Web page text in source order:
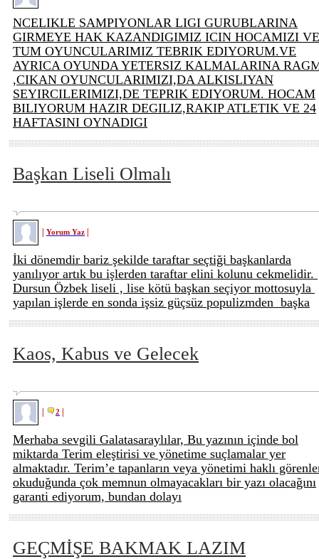
NCELIKLE SAMPIYONLAR LIGI GURUBLARINA
GIRMEYE HAK KAZANDIGIMIZ ICIN HOCAMIZI VE
TUM OYUNCULARIMIZ TEBRIK EDIYORUM.VE
AYRICA OYUNDA YETERSIZ KALMALARINA
,CIKAN OYUNCULARIMIZI,DA ALKISLIYAN
SEYIRCILERIMIZI,DE TEPRIK EDIYORUM. HOCAM
BILIYORUM HAZIR DEGILIZ,RAKIP ATLETIK VE 24
HAFTASINI OYNADIGI
Başkan Liseli Olmalı
Yorum Yaz
İki dönemdir bariz şekilde taraftar seçtiği başkanlarda
yanılıyor artık bu işlerden taraftar elini kolunu cekmelidir.
Dursun Özbek liseli , lise kötü başkan seçiyor mottosuyla
yapılan işlerde en sonda işsiz güçsüz populizmden başka
Kaos, Kabus ve Gelecek
2
Merhaba sevgili Galatasaraylılar, Bu yazının içinde bol
miktarda Terim eleştirisi ve yönetime suçlamalar yer
almaktadır. Terim’e tapanların veya yönetimi haklı
okuduğunda çok memnun olmayacakları bir yazı olacağını
garanti ediyorum, bundan dolayı
GEÇMİŞE BAKMAK LAZIM